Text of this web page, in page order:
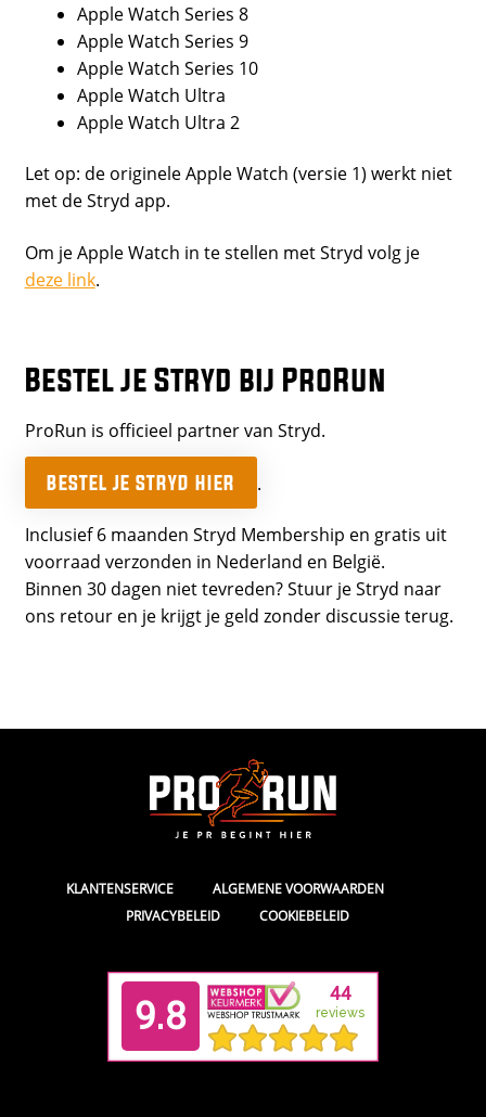
Apple Watch Series 8
Apple Watch Series 9
Apple Watch Series 10
Apple Watch Ultra
Apple Watch Ultra 2
Let op: de originele Apple Watch (versie 1) werkt niet
met de Stryd app.
Om je Apple Watch in te stellen met Stryd volg je
deze link.
Bestel je Stryd bij ProRun
ProRun is officieel partner van Stryd.
BESTEL JE STRYD HIER .
Inclusief 6 maanden Stryd Membership en gratis uit
voorraad verzonden in Nederland en België.
Binnen 30 dagen niet tevreden? Stuur je Stryd naar
ons retour en je krijgt je geld zonder discussie terug.
KLANTENSERVICE ALGEMENE VOORWAARDEN
PRIVACYBELEID COOKIEBELEID